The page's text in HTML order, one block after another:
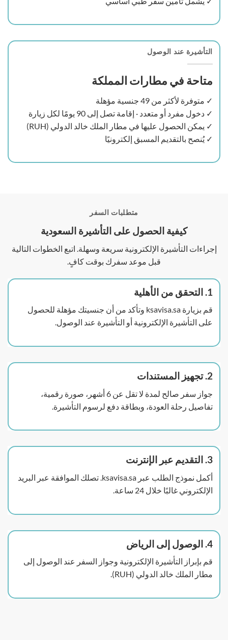
التأشيرة عند الوصول
متاحة في مطارات المملكة
✓ متوفرة لأكثر من 49 جنسية مؤهلة
✓ دخول مفرد أو متعدد · إقامة تصل إلى 90 يومًا لكل زيارة
✓ يمكن الحصول عليها في مطار الملك خالد الدولي (RUH)
✓ يُنصح بالتقديم المسبق إلكترونيًا
متطلبات السفر
كيفية الحصول على التأشيرة السعودية
إجراءات التأشيرة الإلكترونية سريعة وسهلة. اتبع الخطوات التالية
قبل موعد سفرك بوقت كافٍ.
1. التحقق من الأهلية
قم بزيارة ksavisa.sa وتأكد من أن جنسيتك مؤهلة للحصول
على التأشيرة الإلكترونية أو التأشيرة عند الوصول.
2. تجهيز المستندات
جواز سفر صالح لمدة لا تقل عن 6 أشهر، صورة رقمية،
تفاصيل رحلة العودة، وبطاقة دفع لرسوم التأشيرة.
3. التقديم عبر الإنترنت
أكمل نموذج الطلب عبر ksavisa.sa. تصلك الموافقة عبر البريد
الإلكتروني غالبًا خلال 24 ساعة.
4. الوصول إلى الرياض
قم بإبراز التأشيرة الإلكترونية وجواز السفر عند الوصول إلى
مطار الملك خالد الدولي (RUH).